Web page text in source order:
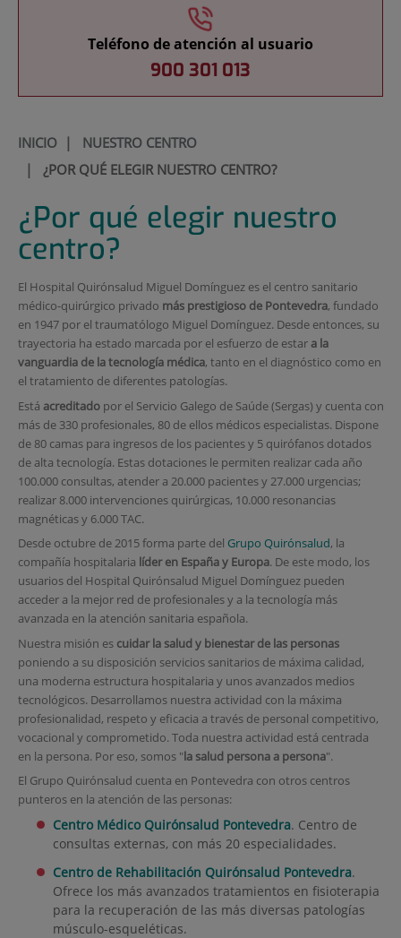
Teléfono de atención al usuario
900 301 013
INICIO| NUESTRO CENTRO
| ¿POR QUÉ ELEGIR NUESTRO CENTRO?
¿Por qué elegir nuestro
centro?
El Hospital Quirónsalud Miguel Domínguez es el centro sanitario
médico-quirúrgico privado más prestigioso de Pontevedra, fundado
en 1947 por el traumatólogo Miguel Domínguez. Desde entonces, su
trayectoria ha estado marcada por el esfuerzo de estar a la
vanguardia de la tecnología médica, tanto en el diagnóstico como en
el tratamiento de diferentes patologías.
Está acreditadopor el Servicio Galego de Saúde (Sergas) y cuenta con
más de 330 profesionales, 80 de ellos médicos especialistas. Dispone
de 80 camas para ingresos de los pacientes y 5 quirófanos dotados
de alta tecnología. Estas dotaciones le permiten realizar cada año
100.000 consultas, atender a 20.000 pacientes y 27.000 urgencias;
realizar 8.000 intervenciones quirúrgicas, 10.000 resonancias
magnéticas y 6.000 TAC.
Desde octubre de 2015 forma parte del Grupo Quirónsalud, la
compañía hospitalaria líder en España y Europa. De este modo, los
usuarios del Hospital Quirónsalud Miguel Domínguez pueden
acceder a la mejor red de profesionales y a la tecnología más
avanzada en la atención sanitaria española.
Nuestra misión es cuidar la salud y bienestar de las personas
poniendo a su disposición servicios sanitarios de máxima calidad,
una moderna estructura hospitalaria y unos avanzados medios
tecnológicos. Desarrollamos nuestra actividad con la máxima
profesionalidad, respeto y eficacia a través de personal competitivo,
vocacional y comprometido. Toda nuestra actividad está centrada
en la persona. Por eso, somos "la salud persona a persona".
El Grupo Quirónsalud cuenta en Pontevedra con otros centros
punteros en la atención de las personas:
Centro Médico Quirónsalud Pontevedra. Centro de
consultas externas, con más 20 especialidades.
Centro de Rehabilitación Quirónsalud Pontevedra.
Ofrece los más avanzados tratamientos en fisioterapia
para la recuperación de las más diversas patologías
músculo-esqueléticas.